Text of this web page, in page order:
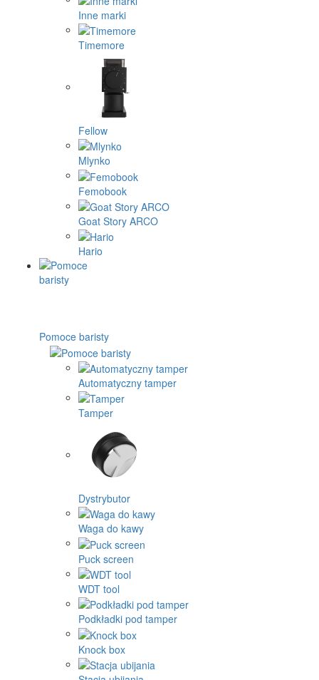
Inne marki
Timemore
Fellow
Mlynko
Femobook
Goat Story ARCO
Hario
Pomoce baristy
Automatyczny tamper
Tamper
Dystrybutor
Waga do kawy
Puck screen
WDT tool
Podkładki pod tamper
Knock box